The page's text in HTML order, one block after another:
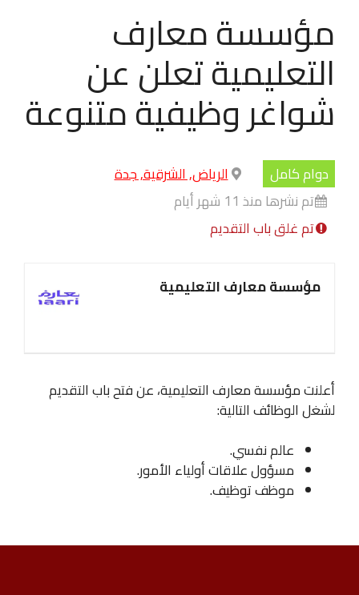
مؤسسة ‏معارف
التعليمية تعلن عن
شواغر وظيفية متنوعة
دوام كامل
الرياض, الشرقية, جدة
تم نشرها منذ 11 شهر أيام
تم غلق باب التقديم
مؤسسة ‏معارف التعليمية
أعلنت مؤسسة ‏معارف التعليمية، عن فتح باب التقديم
لشغل الوظائف التالية:
عالم نفسي.
مسؤول علاقات أولياء الأمور.
موظف توظيف.